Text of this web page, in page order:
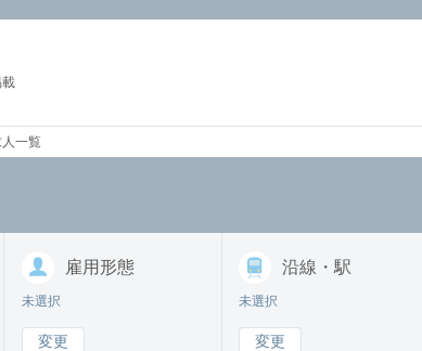
一覧
雇用形態
未選択
変更
沿線・駅
未選択
変更